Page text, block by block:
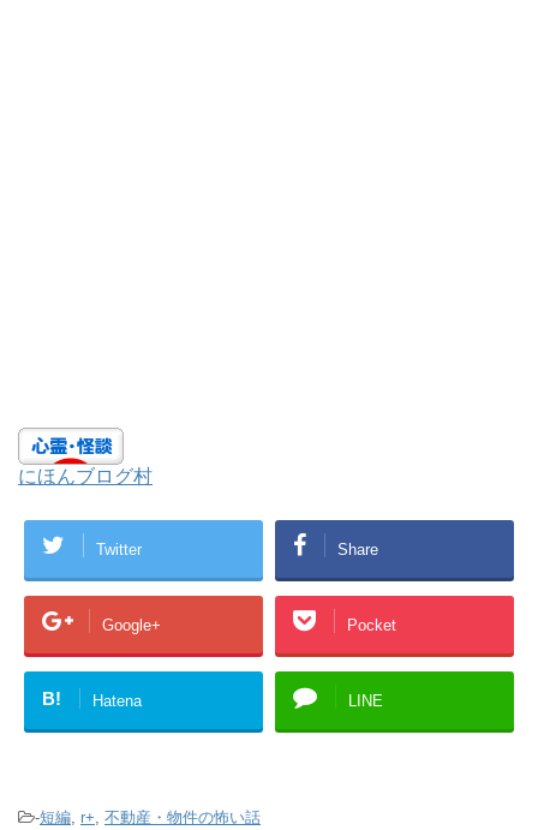
にほんブログ村
Twitter Share
Google+ Pocket
B! Hatena LINE
-短編, r+, 不動産・物件の怖い話